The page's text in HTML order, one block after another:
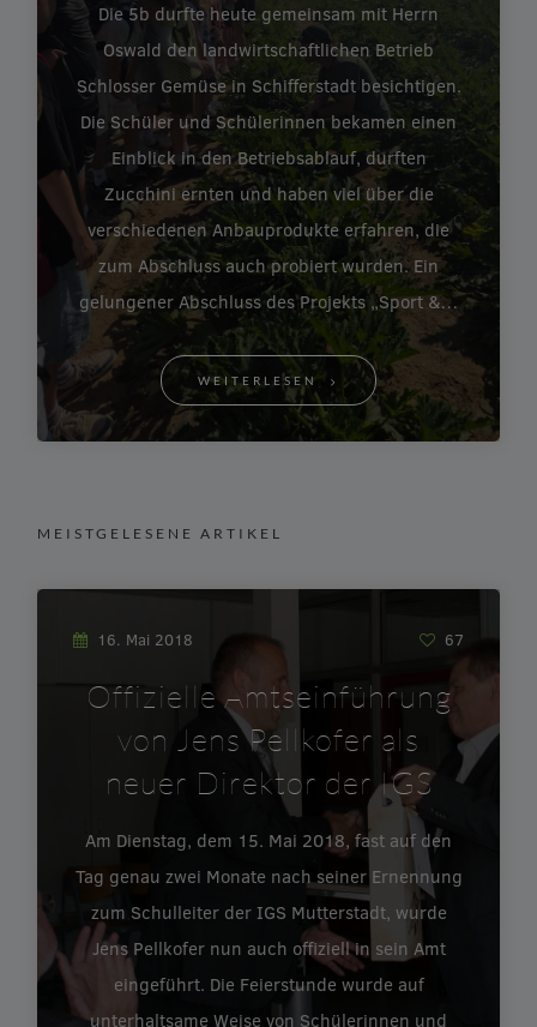
Die 5b durfte heute gemeinsam mit Herrn
Oswald den landwirtschaftlichen Betrieb
Schlosser Gemüse in Schifferstadt besichtigen.
Die Schüler und Schülerinnen bekamen einen
Einblick in den Betriebsablauf, durften
Zucchini ernten und haben viel über die
verschiedenen Anbauprodukte erfahren, die
zum Abschluss auch probiert wurden. Ein
gelungener Abschluss des Projekts „Sport &…
WEITERLESEN
MEISTGELESENE ARTIKEL
16. Mai 2018 67
Offizielle Amtseinführung
von Jens Pellkofer als
neuer Direktor der IGS
Am Dienstag, dem 15. Mai 2018, fast auf den
Tag genau zwei Monate nach seiner Ernennung
zum Schulleiter der IGS Mutterstadt, wurde
Jens Pellkofer nun auch offiziell in sein Amt
eingeführt. Die Feierstunde wurde auf
unterhaltsame Weise von Schülerinnen und